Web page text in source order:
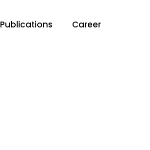
Publications Career